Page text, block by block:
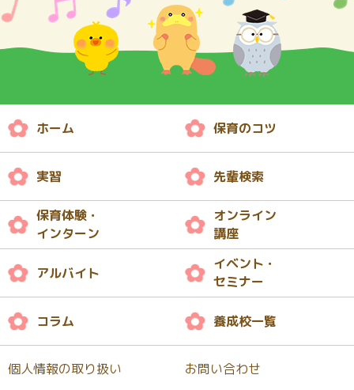
ホーム
実習
保育体験・
インターン
アルバイト
コラム
保育のコツ
先輩検索
オンライン
講座
イベント・
セミナー
養成校一覧
個人情報の取り扱い お問い合わせ